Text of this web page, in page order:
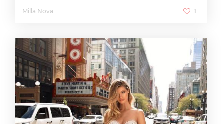
Milla Nova 1